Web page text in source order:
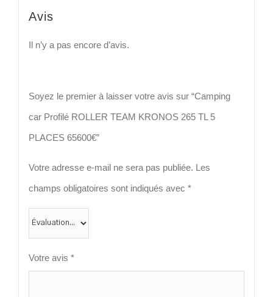
Avis
Il n’y a pas encore d’avis.
Soyez le premier à laisser votre avis sur “Camping
car Profilé ROLLER TEAM KRONOS 265 TL 5
PLACES 65600€”
Votre adresse e-mail ne sera pas publiée. Les
champs obligatoires sont indiqués avec *
Votre avis *